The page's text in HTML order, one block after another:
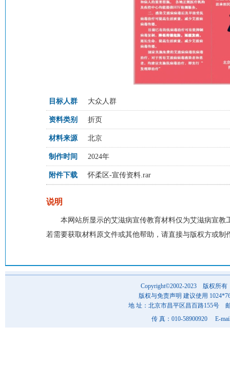
目标人群 大众人群
资料类别 折页
材料来源 北京
制作时间 2024年
附件下载 怀柔区-宣传资料.rar
说明
本网站所显示的艾滋病宣传教育材料仅为艾滋病宣
若需要获取材料原文件或其他帮助，请直接与版权方或制
Copyright©2002-2023 版权所有
版权与免责声明 建议使用
地 址：北京市昌平区昌百路155号
传 真：010-58900920 E-